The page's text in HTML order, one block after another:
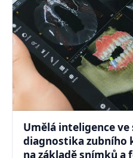
Umělá inteligence
diagnostika zubního
na základě snímků